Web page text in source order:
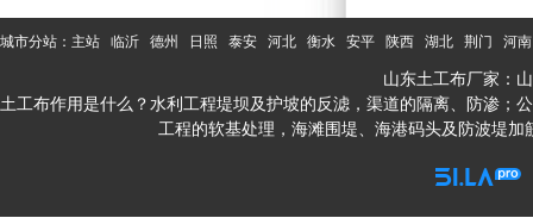
城市分站： 主站 临沂 德州 日照 泰安 河北 衡水 安平 陕西 湖北 荆门 河南
山东土工布厂家：
土工布作用是什么？水利工程堤坝及护坡的反滤，渠道的隔离、防渗；
工程的软基处理，海滩围堤、海港码头及防波堤